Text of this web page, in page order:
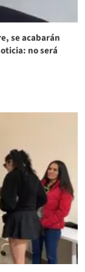
se acabarán
no será